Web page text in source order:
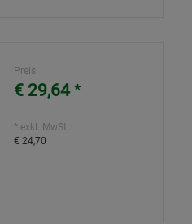
Preis
€ 29,64*
* exkl. MwSt.:
€ 24,70